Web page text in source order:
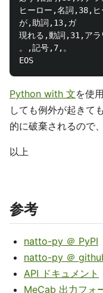
ヒーロー,名詞,38,ヒ
が,助詞,13,ガ
現れる,動詞,31,アラ
。,記号,7,。
Python with 文を使
しても例外が起きて
的に破棄されるので
以上
参考
natto-py ＠ PyPI
natto-py ＠
API ドキュメント
MeCab 出力フォ